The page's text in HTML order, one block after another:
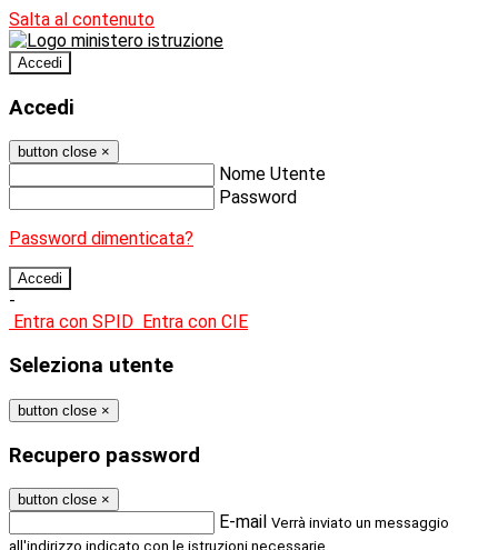
Salta al contenuto
Accedi
Accedi
button close ×
Nome Utente
Password
Password dimenticata?
-
Entra con SPID Entra con CIE
Seleziona utente
button close ×
Recupero password
button close ×
E-mail Verrà inviato un messaggio
all'indirizzo indicato con le istruzioni necessarie.